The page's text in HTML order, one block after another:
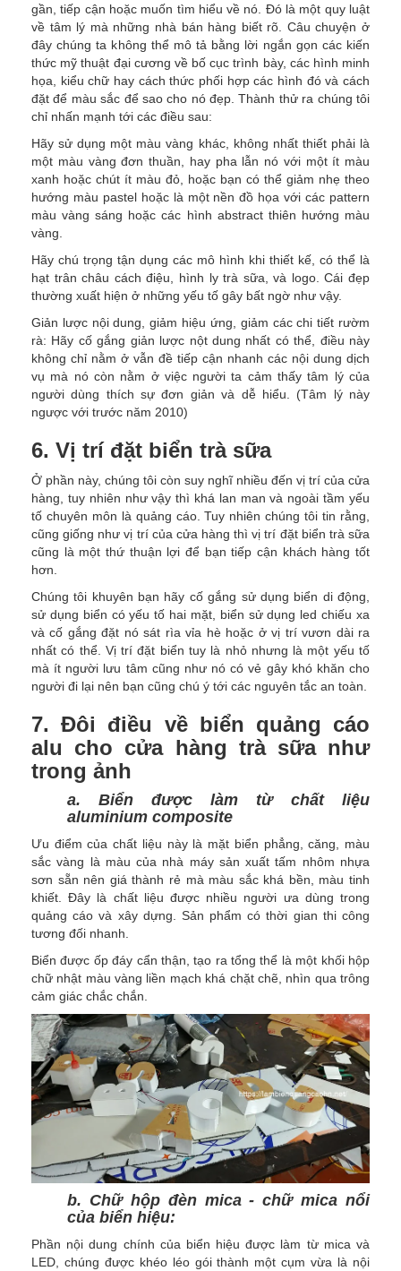
gần, tiếp cận hoặc muốn tìm hiểu về nó. Đó là một quy luật
về tâm lý mà những nhà bán hàng biết rõ. Câu chuyện ở
đây chúng ta không thể mô tả bằng lời ngắn gọn các kiến
thức mỹ thuật đại cương về bố cục trình bày, các hình minh
họa, kiểu chữ hay cách thức phối hợp các hình đó và cách
đặt để màu sắc để sao cho nó đẹp. Thành thử ra chúng tôi
chỉ nhấn mạnh tới các điều sau:
Hãy sử dụng một màu vàng khác, không nhất thiết phải là
một màu vàng đơn thuần, hay pha lẫn nó với một ít màu
xanh hoặc chút ít màu đỏ, hoặc bạn có thể giảm nhẹ theo
hướng màu pastel hoặc là một nền đồ họa với các pattern
màu vàng sáng hoặc các hình abstract thiên hướng màu
vàng.
Hãy chú trọng tận dụng các mô hình khi thiết kế, có thể là
hạt trân châu cách điệu, hình ly trà sữa, và logo. Cái đẹp
thường xuất hiện ở những yếu tố gây bất ngờ như vậy.
Giản lược nội dung, giảm hiệu ứng, giảm các chi tiết rườm
rà: Hãy cố gắng giản lược nột dung nhất có thể, điều này
không chỉ nằm ở vẫn đề tiếp cận nhanh các nội dung dịch
vụ mà nó còn nằm ở việc người ta cảm thấy tâm lý của
người dùng thích sự đơn giản và dễ hiểu. (Tâm lý này
ngược với trước năm 2010)
6. Vị trí đặt biển trà sữa
Ở phần này, chúng tôi còn suy nghĩ nhiều đến vị trí của cửa
hàng, tuy nhiên như vậy thì khá lan man và ngoài tầm yếu
tố chuyên môn là quảng cáo. Tuy nhiên chúng tôi tin rằng,
cũng giống như vị trí của cửa hàng thì vị trí đặt biển trà sữa
cũng là một thứ thuận lợi để bạn tiếp cận khách hàng tốt
hơn.
Chúng tôi khuyên bạn hãy cố gắng sử dụng biển di động,
sử dụng biển có yếu tố hai mặt, biển sử dụng led chiếu xa
và cố gắng đặt nó sát rìa vỉa hè hoặc ở vị trí vươn dài ra
nhất có thể. Vị trí đặt biển tuy là nhỏ nhưng là một yếu tố
mà ít người lưu tâm cũng như nó có vẻ gây khó khăn cho
người đi lại nên bạn cũng chú ý tới các nguyên tắc an toàn.
7. Đôi điều về biển quảng cáo
alu cho cửa hàng trà sữa như
trong ảnh
a. Biển được làm từ chất liệu
aluminium composite
Ưu điểm của chất liệu này là mặt biển phẳng, căng, màu
sắc vàng là màu của nhà máy sản xuất tấm nhôm nhựa
sơn sẵn nên giá thành rẻ mà màu sắc khá bền, màu tinh
khiết. Đây là chất liệu được nhiều người ưa dùng trong
quảng cáo và xây dựng. Sản phẩm có thời gian thi công
tương đối nhanh.
Biển được ốp đáy cẩn thận, tạo ra tổng thể là một khối hộp
chữ nhật màu vàng liền mạch khá chặt chẽ, nhìn qua trông
cảm giác chắc chắn.
b. Chữ hộp đèn mica - chữ mica nổi
của biển hiệu:
Phần nội dung chính của biển hiệu được làm từ mica và
LED, chúng được khéo léo gói thành một cụm vừa là nội